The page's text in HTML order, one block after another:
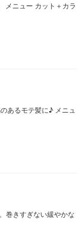
メニュー カット＋カラ
あるモテ髪に♪ メニュ
巻きすぎない緩やかな